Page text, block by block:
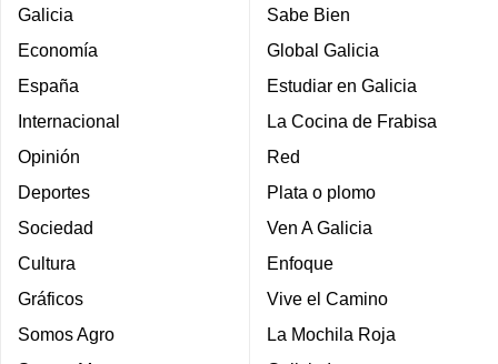
Galicia
Economía
España
Internacional
Opinión
Deportes
Sociedad
Cultura
Gráficos
Somos Agro
Sabe Bien
Global Galicia
Estudiar en Galicia
La Cocina de Frabisa
Red
Plata o plomo
Ven A Galicia
Enfoque
Vive el Camino
La Mochila Roja